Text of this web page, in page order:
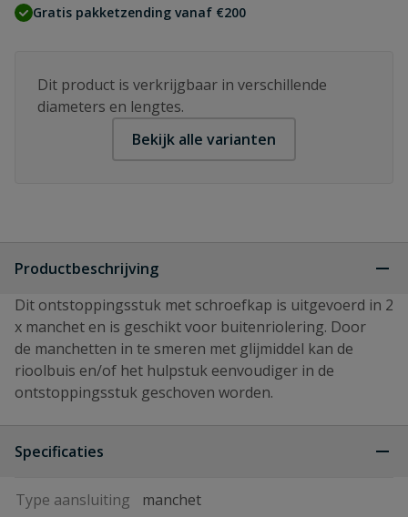
Gratis pakketzending vanaf €200
Dit product is verkrijgbaar in verschillende
diameters en lengtes.
Bekijk alle varianten
Productbeschrijving
Dit ontstoppingsstuk met schroefkap is uitgevoerd in 2
x manchet en is geschikt voor buitenriolering. Door
de manchetten in te smeren met glijmiddel kan de
rioolbuis en/of het hulpstuk eenvoudiger in de
ontstoppingsstuk geschoven worden.
Specificaties
Type aansluiting manchet